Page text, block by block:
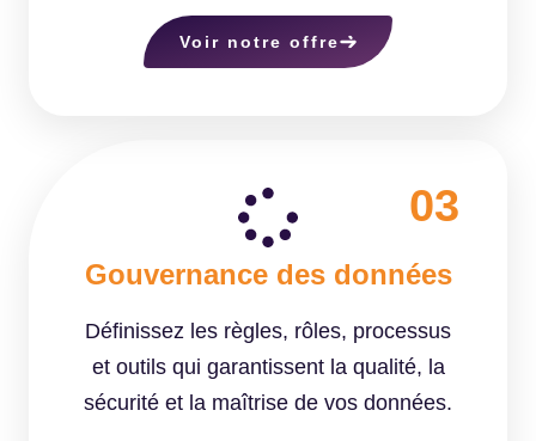
Voir notre offre
03
Gouvernance des données
Définissez les règles, rôles, processus
et outils qui garantissent la qualité, la
sécurité et la maîtrise de vos données.